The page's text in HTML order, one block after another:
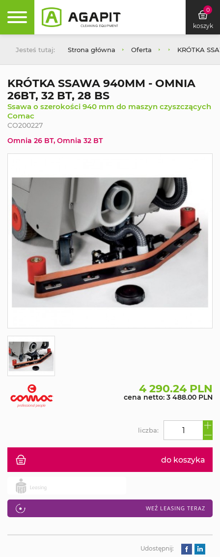
0
koszyk
Jesteś tutaj: Strona główna Oferta KRÓTKA
KRÓTKA SSAWA 940MM - OMNIA
26BT, 32 BT, 28 BS
Ssawa o szerokości 940 mm do maszyn czyszczących
Comac
CO200227
Omnia 26 BT, Omnia 32 BT
4 290.24 PLN
cena netto: 3 488.00 PLN
do koszyka
WEŹ LEASING TERAZ
liczba:
Udostępnij: